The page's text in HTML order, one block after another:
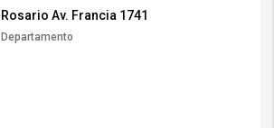
Rosario Av. Francia 1741
Departamento